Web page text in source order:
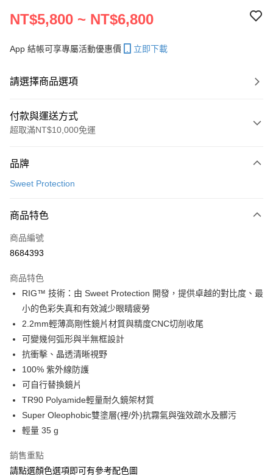
NT$5,800 ~ NT$6,800
App 結帳可享專屬活動優惠價 立即下載
請選擇商品選項
付款與運送方式
超取滿NT$10,000免運
信用卡一次付款
LINE Pay
Apple Pay
運送方式
全家店到店
每筆NT$80，滿NT$10,000(含以上)免運費
付款後全家取貨
每筆NT$80，滿NT$10,000(含以上)免運費
7-11店到店
每筆NT$80，滿NT$10,000(含以上)免運費
付款後7-11取貨
宅配
品牌
Sweet Protection
商品特色
商品編號
8684393
商品特色
RIG™ 技術：由 Sweet Protection 開發，提供卓越的對比度、最
小的色彩失真和有效減少眼睛疲勞
2.2mm輕薄高剛性鏡片材質與精度CNC切削收尾
可變幾何弧形與半無框設計
抗衝擊、晶透清晰視野
100% 紫外線防護
可自行替換鏡片
TR90 Polyamide輕量耐久鏡架材質
Super Oleophobic雙塗層(裡/外)抗霧氣與強效疏水及髒污
輕量 35 g
銷售重點
請點選顏色選項即可有參考配色圖